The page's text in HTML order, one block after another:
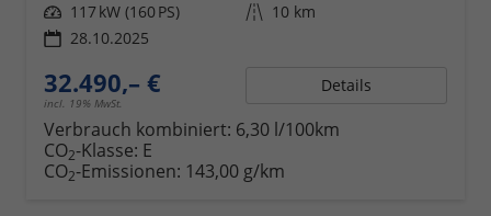
Leistung 117 kW (160 PS) Kilometerstand 10 km
28.10.2025
32.490,– €
incl. 19% MwSt.
Details
Verbrauch kombiniert: 6,30 l/100km
CO2-Klasse: E
CO2-Emissionen: 143,00 g/km